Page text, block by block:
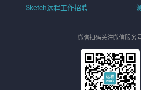
Sketch远程工作招聘
微信扫码关注微信服务